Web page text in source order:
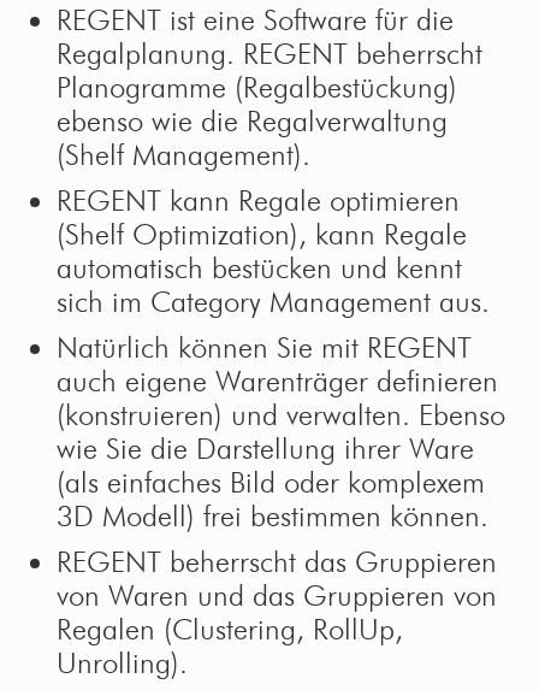
REGENT ist eine Software für die
Regalplanung. REGENT beherrscht
Planogramme (Regalbestückung)
ebenso wie die Regalverwaltung
(Shelf Management).
REGENT kann Regale optimieren
(Shelf Optimization), kann Regale
automatisch bestücken und kennt
sich im Category Management aus.
Natürlich können Sie mit REGENT
auch eigene Warenträger definieren
(konstruieren) und verwalten. Ebenso
wie Sie die Darstellung ihrer Ware
(als einfaches Bild oder komplexem
3D Modell) frei bestimmen können.
REGENT beherrscht das Gruppieren
von Waren und das Gruppieren von
Regalen (Clustering, RollUp,
Unrolling).